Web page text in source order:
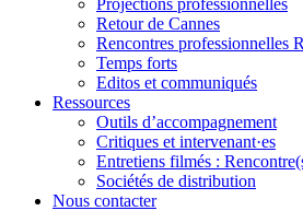
Projections professionnelles
Retour de Cannes
Rencontres professionnelles
Temps forts
Editos et communiqués
Ressources
Outils d’accompagnement
Critiques et intervenant·es
Entretiens filmés :
Sociétés de distribution
Nous contacter